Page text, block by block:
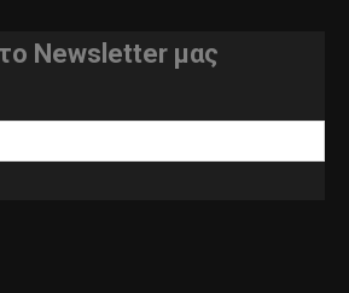
Newsletter μας